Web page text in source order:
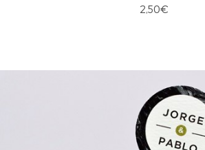
2,50€